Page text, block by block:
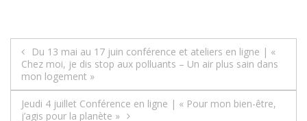
Navigation
de
l’article
Du 13 mai au 17 juin conférence et ateliers en ligne | «
Chez moi, je dis stop aux polluants – Un air plus sain dans
mon logement »
Jeudi 4 juillet Conférence en ligne | « Pour mon bien-être,
j’agis pour la planète »